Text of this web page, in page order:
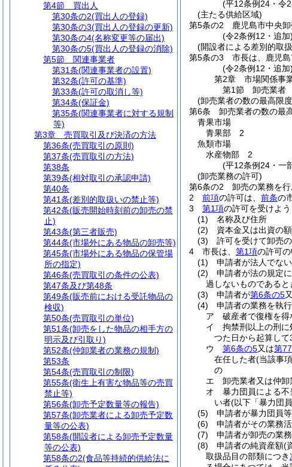
(平12条例24・令
(主たる供給区域)
第5条の2
鹿児島市中央
(令2条例12・追加)
(開設者による差別的取
第5条の3
市長は、鹿児
(令2条例12・追加)
第2章
市場関係事
第1節
卸売業者
(卸売業者の数の最高限
第6条
卸売業者の数の最
青果市場
青果部 2
魚類市場
水産物部 2
(平12条例24・一
(卸売業務の許可)
第6条の2
卸売の業務を
2
前項の許可は、 前条の
3
第1項の許可を受けよ
(1)
名称及び住所
(2)
資本金又は出資の
(3)
許可を受けて卸売
4
市長は、 第1項の許可
(1)
申請者が法人でない
(2)
申請者が法の規定
過しないものであると
(3)
申請者が第6条の5
(4)
申請者の業務を執
ア
破産者で復権を得
イ
拘禁刑以上の刑
つた日から起算し
ウ
第6条の5又は第
在任した者(当該事
の
エ
卸売業者又は仲卸
オ
暴力団員による
い者(以下「暴力団
(5)
申請者が暴力団員
(6)
申請者がその業務
(7)
申請者が卸売の業
(8)
申請者の純資産額(
取扱品目の部類につき
第4節
買出人
第30条の2(買出人の登録)
第30条の3(買出人の登録の更新)
第30条の4(名称変更等の届出)
第30条の5(買出人の登録の消除)
第5節
関連事業者
第31条(関連事業者の設置)
第32条(許可の基準)
第33条(許可の取消し等)
第34条(保証金)
第35条(関連事業者に対する規制
等)
第3章
売買取引及び決済の方法
第36条(売買取引の原則)
第37条(売買取引の方法)
第38条
第39条(相対取引の承認申請)
第40条
第41条(差別的取扱いの禁止等)
第42条(販売開始時刻前の卸売の禁
止)
第43条(第三者販売)
第44条(市場外にある物品の卸売等)
第45条(市場外にある物品の保管場
所の指定)
第46条(売買取引の条件の公表)
第47条及び第48条
第49条(販売前における受託物品の
検収)
第50条(売買取引の単位)
第51条(卸売をした物品の相手方の
明示及び引取り)
第52条(仲卸業者の業務の規制)
第53条
第54条(売買取引の制限)
第55条(衛生上有害な物品等の売買
禁止等)
第56条(卸売予定数量等の報告)
第57条(卸売業者による卸売予定数
量等の公表)
第58条(開設者による卸売予定数量
等の公表)
第58条の2(食品等持続的供給法に